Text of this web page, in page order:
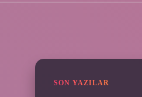
SON YAZILAR